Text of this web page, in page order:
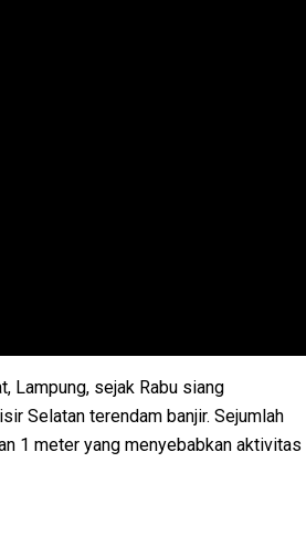
Lampung, sejak Rabu siang
Selatan terendam banjir. Sejumlah
1 meter yang menyebabkan aktivitas